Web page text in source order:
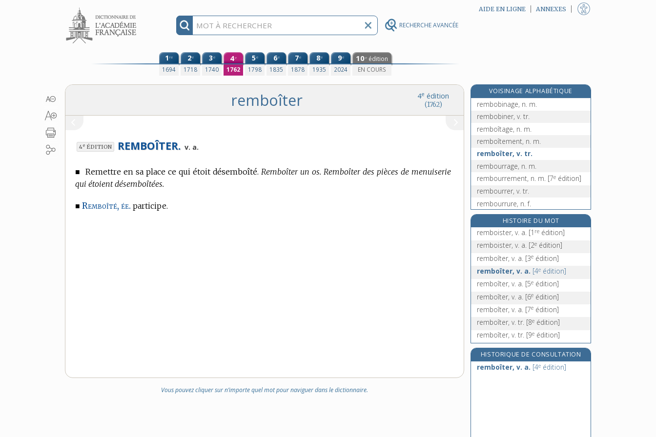
RECHERCHE AVANCÉE
Aller au contenu AIDE EN LIGNE ANNEXES
1re
1694
2e
1718
3e
1740
4e
1762
5e
1798
6e
1835
7e
1878
8e
1935
9e
2024
10e édition
EN COURS
4e édition
(1762)
remboîter
4e ÉDITION REMBOÎTER. v. a.
■Remettre en sa place ce qui étoit désemboîté. Remboîter un os. Remboîter des pièces de menuiserie
qui étoient désemboîtées.
■ Remboîté, ée. participe.
Vous pouvez cliquer sur n’importe quel mot pour naviguer dans le dictionnaire.
VOISINAGE ALPHABÉTIQUE
remblayeur, -euse, n.
rembobinage, n. m.
rembobiner, v. tr.
remboîtage, n. m.
remboîtement, n. m.
remboîter, v. tr.
rembourrage, n. m.
rembourrement, n. m. [7e édition]
rembourrer, v. tr.
rembourrure, n. f.
rembours, n. m.
remboursable, adj.
remboursement, n. m.
HISTOIRE DU MOT
remboister, v. a. [1 re édition]
remboister, v. a. [2e édition]
remboîter, v. a. [3e édition]
remboîter, v. a. [4e édition]
remboîter, v. a. [5e édition]
remboîter, v. a. [6e édition]
remboîter, v. a. [7e édition]
remboîter, v. tr. [8e édition]
remboîter, v. tr. [9e édition]
HISTORIQUE DE CONSULTATION
remboîter, v. a. [4e édition]